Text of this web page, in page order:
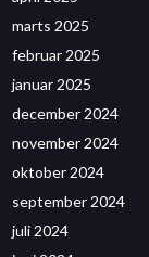
marts 2025
februar 2025
januar 2025
december 2024
november 2024
oktober 2024
september 2024
juli 2024